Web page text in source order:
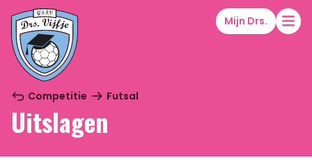
Mijn Drs.
Competitie Futsal
Uitslagen